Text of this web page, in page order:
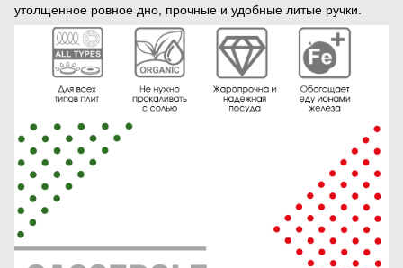
утолщенное ровное дно, прочные и удобные литые ручки.